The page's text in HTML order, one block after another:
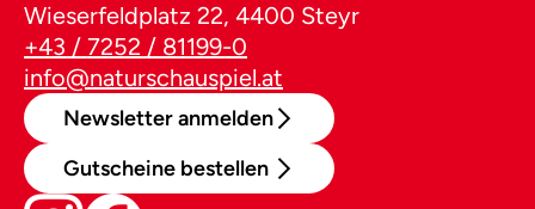
Wieserfeldplatz 22, 4400 Steyr
+43 / 7252 / 81199-0
info@naturschauspiel.at
Newsletter anmelden
Gutscheine bestellen